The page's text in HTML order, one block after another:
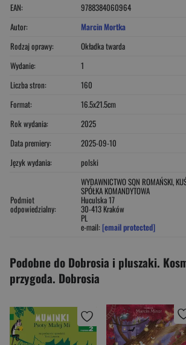
EAN:
9788384060964
Autor:
Marcin Mortka
Rodzaj oprawy:
Okładka twarda
Wydanie:
1
Liczba stron:
160
Format:
16.5x21.5cm
Rok wydania:
2025
Data premiery:
2025-09-10
Język wydania:
polski
Podmiot
odpowiedzialny:
WYDAWNICTWO SQN ROMAŃSKI,
SPÓŁKA KOMANDYTOWA
Huculska 17
30-413 Kraków
PL
e-mail: [email protected]
Podobne do Dobrosia i pluszaki.
przygoda. Dobrosia